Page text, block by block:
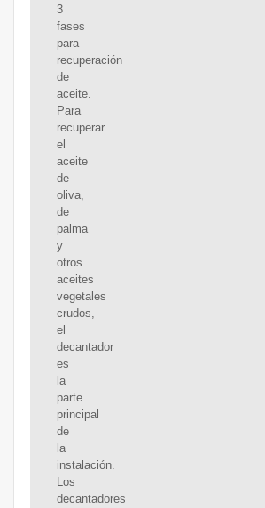
3
fases
para
recuperación
de
aceite.
Para
recuperar
el
aceite
de
oliva,
de
palma
y
otros
aceites
vegetales
crudos,
el
decantador
es
la
parte
principal
de
la
instalación.
Los
decantadores